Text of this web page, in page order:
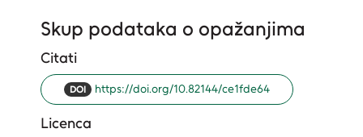
Skup podataka o opažanjima
Citati
DOI https://doi.org/10.82144/ce1fde64
Licenca